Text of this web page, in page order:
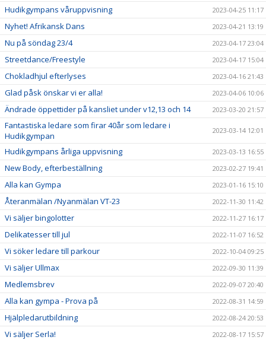
Hudikgympans våruppvisning 2023-04-25 11:17
Nyhet! Afrikansk Dans 2023-04-21 13:19
Nu på söndag 23/4 2023-04-17 23:04
Streetdance/Freestyle 2023-04-17 15:04
Chokladhjul efterlyses 2023-04-16 21:43
Glad påsk önskar vi er alla! 2023-04-06 10:06
Ändrade öppettider på kansliet under v12,13 och 14 2023-03-20 21:57
Fantastiska ledare som firar 40år som ledare i
Hudikgympan
2023-03-14 12:01
Hudikgympans årliga uppvisning 2023-03-13 16:55
New Body, efterbeställning 2023-02-27 19:41
Alla kan Gympa 2023-01-16 15:10
Återanmälan /Nyanmälan VT-23 2022-11-30 11:42
Vi säljer bingolotter 2022-11-27 16:17
Delikatesser till jul 2022-11-07 16:52
Vi söker ledare till parkour 2022-10-04 09:25
Vi säljer Ullmax 2022-09-30 11:39
Medlemsbrev 2022-09-07 20:40
Alla kan gympa - Prova på 2022-08-31 14:59
Hjälpledarutbildning 2022-08-24 20:53
Vi säljer Serla! 2022-08-17 15:57